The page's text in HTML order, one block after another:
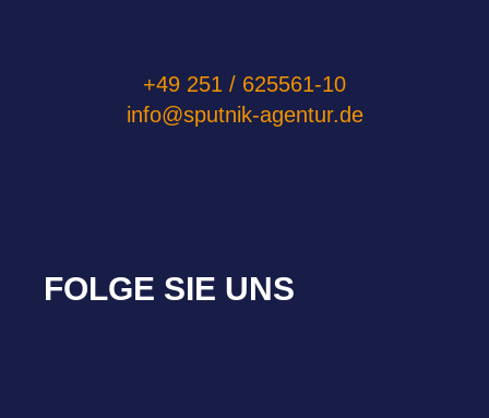
+49 251 / 625561-10
info@sputnik-agentur.de
FOLGE SIE UNS